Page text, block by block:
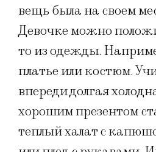
вещь была на своем
Девочке можно
то из одежды.
платье или костюм.
впереди долгая
хорошим презентом
теплый халат с